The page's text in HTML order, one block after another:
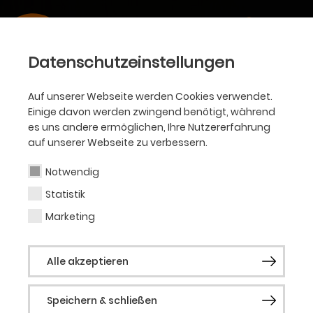
Datenschutzeinstellungen
Auf unserer Webseite werden Cookies verwendet.
Einige davon werden zwingend benötigt, während
es uns andere ermöglichen, Ihre Nutzererfahrung
auf unserer Webseite zu verbessern.
Notwendig
Statistik
Marketing
Alle akzeptieren
Speichern & schließen